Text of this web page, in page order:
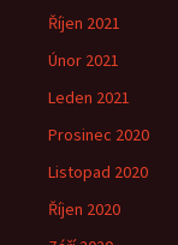
Říjen 2021
Únor 2021
Leden 2021
Prosinec 2020
Listopad 2020
Říjen 2020